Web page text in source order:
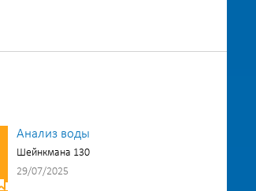
Анализ воды
Шейнкмана 130
29/07/2025